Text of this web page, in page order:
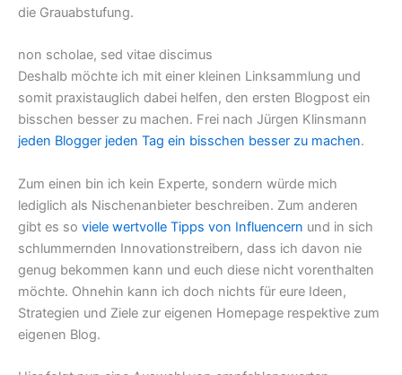
die Grauabstufung.
non scholae, sed vitae discimus
Deshalb möchte ich mit einer kleinen Linksammlung und
somit praxistauglich dabei helfen, den ersten Blogpost ein
bisschen besser zu machen. Frei nach Jürgen Klinsmann
jeden Blogger jeden Tag ein bisschen besser zu machen.
Zum einen bin ich kein Experte, sondern würde mich
lediglich als Nischenanbieter beschreiben. Zum anderen
gibt es so viele wertvolle Tipps von Influencern und in sich
schlummernden Innovationstreibern, dass ich davon nie
genug bekommen kann und euch diese nicht vorenthalten
möchte. Ohnehin kann ich doch nichts für eure Ideen,
Strategien und Ziele zur eigenen Homepage respektive zum
eigenen Blog.